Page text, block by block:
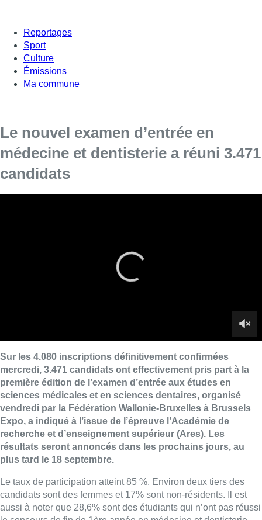
Reportages
Sport
Culture
Émissions
Ma commune
Le nouvel examen d’entrée en
médecine et dentisterie a réuni 3.471
candidats
vendredi par la Fédération Wallonie-Bruxelles à Brussels
Expo, a indiqué à l’issue de l’épreuve l’Académie de
recherche et d’enseignement supérieur (Ares). Les
Le taux de participation atteint 85 %. Environ deux tiers des
candidats sont des femmes et 17% sont non-résidents. Il est
aussi à noter que 28,6% sont des étudiants qui n’ont pas réussi
le concours de fin de 1ère année en médecine et dentisterie,
organisé en juin dernier, les fameux “reçus-collés”. Dans une
optique d’inclusivité de l’enseignement supérieur, 17 candidats
avec des troubles d’apprentissage ont bénéficié d’un
aménagement raisonnable, qui a entre autres consisté à leur
permettre de commencer 30 minutes plus tôt les épreuves du
matin et de l’après-midi.
Les participants ont dû répondre à 130 questions à choix
multiples, la moitié le matin et l’autre partie l’après-midi. Elles
concernaient quatre matières scientifiques (chimie, biologie,
physique et mathématiques) et quatre autres relatives à la
communication et à l’analyse critique de l’information